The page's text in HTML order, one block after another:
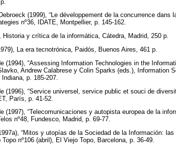
(1999), “Le développement de la concurrence dans
nº36, IDATE, Montpellier, p. 145-162.
Historia y crítica de la informática, Cátedra, Madrid, 250 p.
La era tecnotrónica, Paidós, Buenos Aires, 461 p.
(1994), “Assessing Information Technologies in the
Andrew Calabrese y Colin Sparks (eds.), Information
p. 185-207.
(1996), “Service universel, service public et souci de
París, p. 41-52.
(1997), “Telecomunicaciones y autopista europea de la
nº48, Fundesco, Madrid, p. 69-77.
“Mitos y utopías de la Sociedad de la Información:
nº106 (abril), El Viejo Topo, Barcelona, p. 36-49.